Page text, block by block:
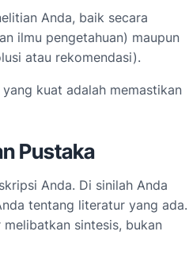
Anda, baik secara
ilmu pengetahuan) maupun
atau rekomendasi).
kuat adalah memastikan
Pustaka
Anda. Di sinilah Anda
tentang literatur yang ada.
sintesis, bukan